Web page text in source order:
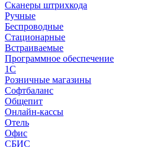
Сканеры штрихкода
Ручные
Беспроводные
Стационарные
Встраиваемые
Программное обеспечение
1С
Розничные магазины
Софтбаланс
Общепит
Онлайн-кассы
Отель
Офис
СБИС